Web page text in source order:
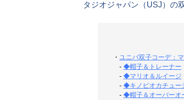
タジオジャパン（USJ）の
・ ユニバ双子コーデ：
- ◆帽子＆トレーナー
- ◆マリオ＆ルイージ
- ◆キノピオカチュー
- ◆帽子＆オーバーオ